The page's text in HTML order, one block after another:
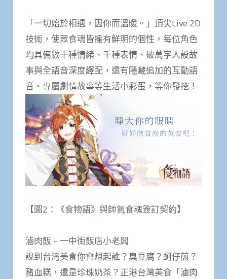
「一切始於相遇，因你而溫暖。」頂尖Live 2D
技術，使眾食魂皆擁有鮮明的個性，每位角色
均具備數十種情緒、千種表情、破萬字人設故
事與全語音深度繹配，還有隱藏追加的互動語
音、專屬劇情故事等生活小彩蛋，等你發挖！
【圖2：《食物語》與帥氣食魂簽訂契約】
滷肉飯 – 一中街飯店小老闆
說到台灣美食你會想起誰？臭豆腐？蚵仔煎？
豬血糕，還是珍珠奶茶？正港台灣美食「滷肉